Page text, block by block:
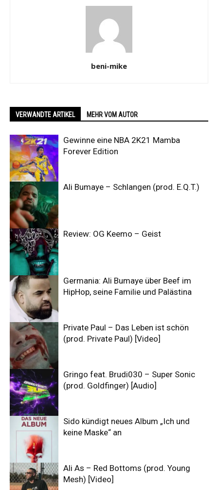
beni-mike
VERWANDTE ARTIKEL MEHR VOM AUTOR
Gewinne eine NBA 2K21 Mamba
Forever Edition
Ali Bumaye – Schlangen (prod. E.Q.T.)
Review: OG Keemo – Geist
Germania: Ali Bumaye über Beef im
HipHop, seine Familie und Palästina
Private Paul – Das Leben ist schön
(prod. Private Paul) [Video]
Gringo feat. Brudi030 – Super Sonic
(prod. Goldfinger) [Audio]
Sido kündigt neues Album „Ich und
keine Maske“ an
Ali As – Red Bottoms (prod. Young
Mesh) [Video]